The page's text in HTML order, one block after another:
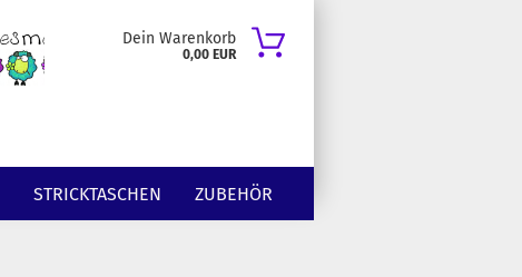
Dein Warenkorb
0,00 EUR
STRICKTASCHEN ZUBEHÖR